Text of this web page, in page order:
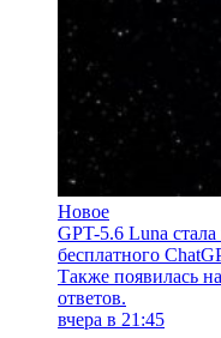
Новое
GPT-5.6 Luna
бесплатного
Также появилась
ответов.
вчера в 21:45